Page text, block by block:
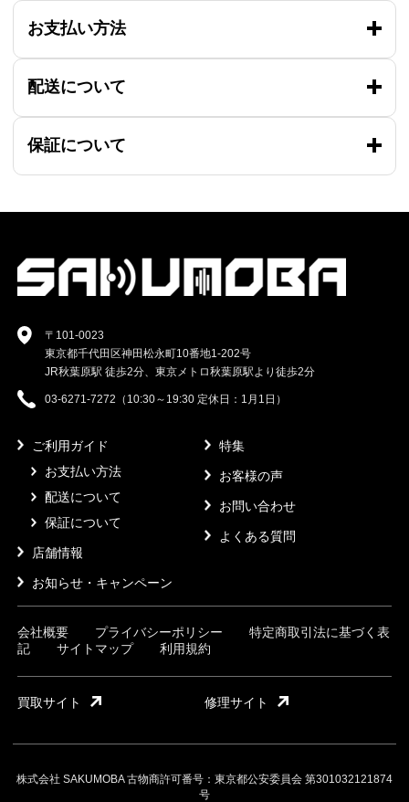
お支払い方法
配送について
保証について
〒101-0023
東京都千代田区神田松永町10番地1-202号
JR秋葉原駅 徒歩2分、東京メトロ秋葉原駅より徒歩2分
03-6271-7272（10:30～19:30 定休日：1月1日）
ご利用ガイド
お支払い方法
配送について
保証について
店舗情報
お知らせ・キャンペーン
特集
お客様の声
お問い合わせ
よくある質問
会社概要 プライバシーポリシー
特定商取引法に基づく表
記
サイトマップ 利用規約
買取サイト 修理サイト
株式会社 SAKUMOBA 古物商許可番号：東京都公安委員会 第301032121874
号